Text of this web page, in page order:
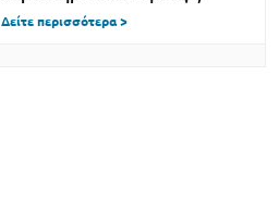
Δείτε περισσότερα >